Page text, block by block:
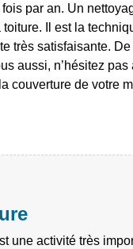
par an. Un
Il est la
très satisfaisante.
aussi, n’hésitez
couverture de votre
une activité très